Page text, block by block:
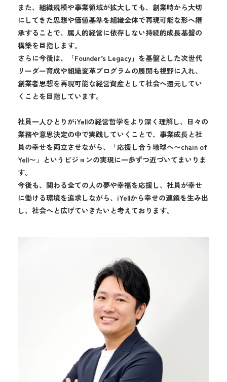
また、組織規模や事業領域が拡大しても、創業時から大切
にしてきた思想や価値基準を組織全体で再現可能な形へ継
承することで、属人的経営に依存しない持続的成長基盤の
構築を目指します。
さらに今後は、「Founder’s Legacy」を基盤とした次世代
リーダー育成や組織変革プログラムの展開も視野に入れ、
創業者思想を再現可能な経営資産として社会へ還元してい
くことを目指しています。
社員一人ひとりがiYellの経営哲学をより深く理解し、日々の
業務や意思決定の中で実践していくことで、事業成長と社
員の幸せを両立させながら、「応援し合う地球へ〜chain of
Yell〜」というビジョンの実現に一歩ずつ近づいてまいりま
す。
今後も、関わる全ての人の夢や幸福を応援し、社員が幸せ
に働ける環境を追求しながら、iYellから幸せの連鎖を生み出
し、社会へと広げていきたいと考えております。